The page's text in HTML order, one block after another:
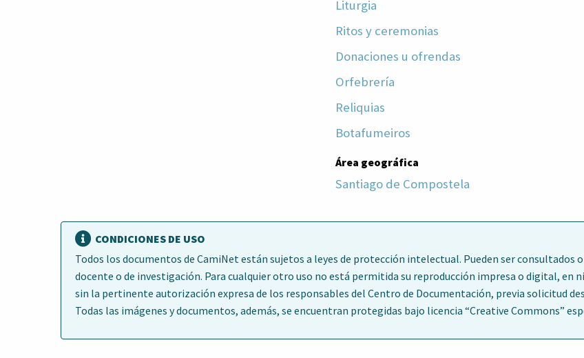
Liturgia
Ritos y ceremonias
Donaciones u ofrendas
Orfebrería
Reliquias
Botafumeiros
Área geográfica
Santiago de Compostela
CONDICIONES DE USO
Todos los documentos de CamiNet están sujetos a leyes de protección intelectual. Pueden ser consultados
docente o de investigación. Para cualquier otro uso no está permitida su reproducción impresa o digital,
sin la pertinente autorización expresa de los responsables del Centro de Documentación, previa solicitud
Todas las imágenes y documentos, además, se encuentran protegidas bajo licencia “Creative Commons”